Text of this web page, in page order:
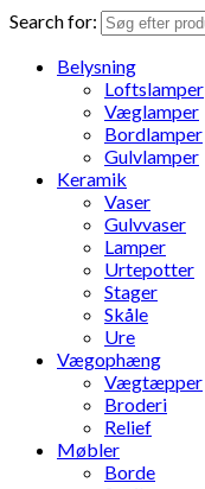
Search for:
Belysning
Loftslamper
Væglamper
Bordlamper
Gulvlamper
Keramik
Vaser
Gulvvaser
Lamper
Urtepotter
Stager
Skåle
Ure
Vægophæng
Vægtæpper
Broderi
Relief
Møbler
Borde